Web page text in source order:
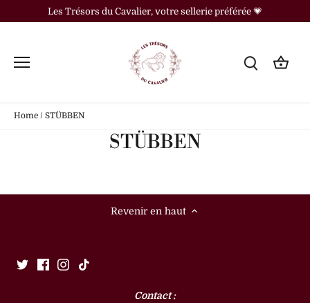
Les Trésors du Cavalier, votre sellerie préférée 💗
Home / STÜBBEN
STÜBBEN
Revenir en haut
Contact :